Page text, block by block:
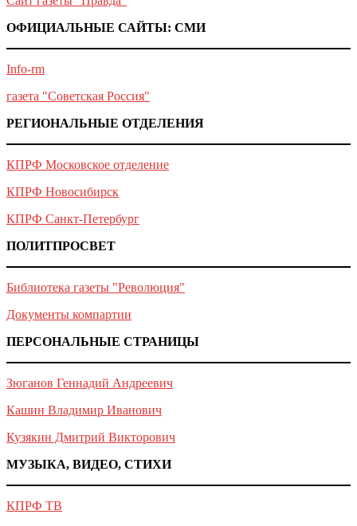
ОФИЦИАЛЬНЫЕ САЙТЫ: СМИ
Info-rm
газета "Советская Россия"
РЕГИОНАЛЬНЫЕ ОТДЕЛЕНИЯ
КПРФ Московское отделение
КПРФ Новосибирск
КПРФ Санкт-Петербург
ПОЛИТПРОСВЕТ
Библиотека газеты "Революция"
Документы компартии
ПЕРСОНАЛЬНЫЕ СТРАНИЦЫ
Зюганов Геннадий Андреевич
Кашин Владимир Иванович
Кузякин Дмитрий Викторович
МУЗЫКА, ВИДЕО, СТИХИ
КПРФ ТВ